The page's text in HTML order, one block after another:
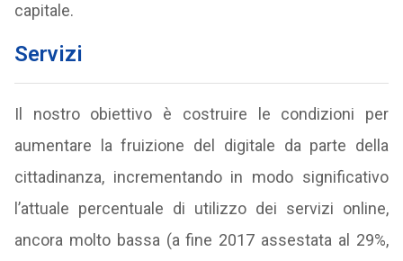
capitale.
Servizi
Il nostro obiettivo è costruire le condizioni per
aumentare la fruizione del digitale da parte della
cittadinanza, incrementando in modo significativo
l’attuale percentuale di utilizzo dei servizi online,
ancora molto bassa (a fine 2017 assestata al 29%,